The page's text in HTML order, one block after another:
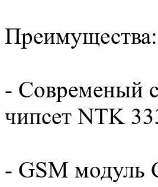
Преимущества:
- Современый
чипсет NTK
- GSM модуль